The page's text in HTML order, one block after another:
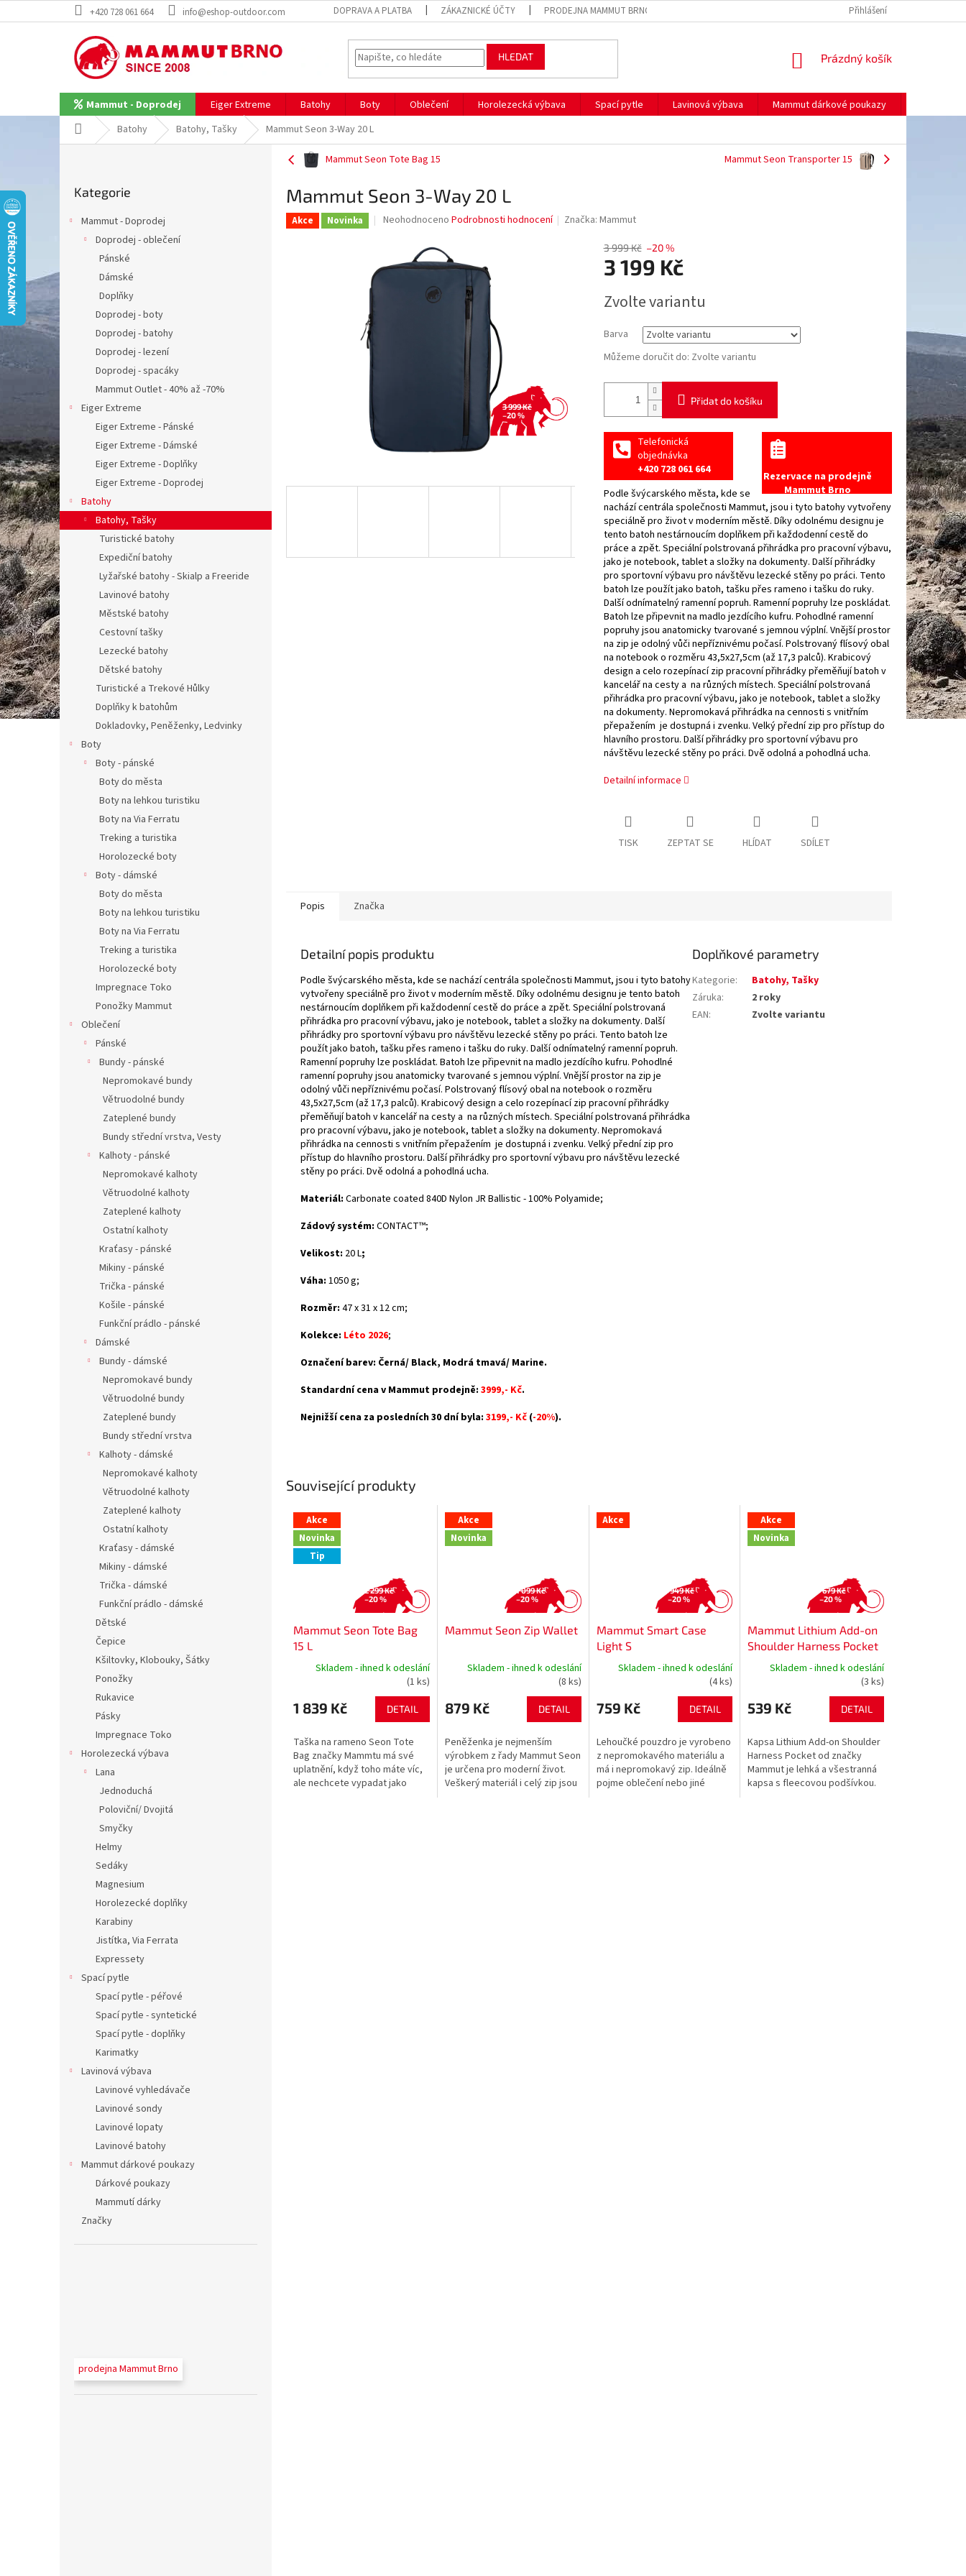
na
+420 728 061 664 info@eshop-outdoor.com DOPRAVA A PLATBA ZÁKAZNICKÉ ÚČTY PRODEJNA MAMMUT BRNO Přihlášení
HLEDAT
NÁKUPNÍ
Prázdný košík
Mammut - Doprodej Eiger Extreme Batohy Boty Oblečení Horolezecká výbava Spací pytle Lavinová výbava Mammut dárkové poukazy
Domů Batohy Batohy, Tašky Mammut Seon 3-Way 20 L
í
a
n
kategorie
Kategorie
Mammut - Doprodej
Doprodej - oblečení
Pánské
Dámské
Doplňky
Doprodej - boty
Doprodej - batohy
Doprodej - lezení
Doprodej - spacáky
Mammut Outlet - 40% až -70%
Eiger Extreme
Eiger Extreme - Pánské
Eiger Extreme - Dámské
Eiger Extreme - Doplňky
Eiger Extreme - Doprodej
Batohy
Batohy, Tašky
Turistické batohy
Expediční batohy
Lyžařské batohy - Skialp a Freeride
Lavinové batohy
Městské batohy
Cestovní tašky
Lezecké batohy
Dětské batohy
Turistické a Trekové Hůlky
Doplňky k batohům
Dokladovky, Peněženky, Ledvinky
Boty
Boty - pánské
Boty do města
Boty na lehkou turistiku
Boty na Via Ferratu
Treking a turistika
Horolozecké boty
Boty - dámské
Boty do města
Boty na lehkou turistiku
Boty na Via Ferratu
Treking a turistika
Horolozecké boty
Impregnace Toko
Ponožky Mammut
Oblečení
Pánské
Bundy - pánské
Nepromokavé bundy
Větruodolné bundy
Zateplené bundy
Bundy střední vrstva, Vesty
Kalhoty - pánské
Nepromokavé kalhoty
Větruodolné kalhoty
Zateplené kalhoty
Ostatní kalhoty
Kraťasy - pánské
Mikiny - pánské
Trička - pánské
Košile - pánské
Funkční prádlo - pánské
Dámské
Bundy - dámské
Nepromokavé bundy
Větruodolné bundy
Zateplené bundy
Bundy střední vrstva
Kalhoty - dámské
Nepromokavé kalhoty
Větruodolné kalhoty
Zateplené kalhoty
Ostatní kalhoty
Kraťasy - dámské
Mikiny - dámské
Trička - dámské
Funkční prádlo - dámské
Dětské
Čepice
Kšiltovky, Klobouky, Šátky
Ponožky
Rukavice
Pásky
Impregnace Toko
Horolezecká výbava
Lana
Jednoduchá
Poloviční/ Dvojitá
Smyčky
Helmy
Sedáky
Magnesium
Horolezecké doplňky
Karabiny
Jistítka, Via Ferrata
Expressety
Spací pytle
Spací pytle - péřové
Spací pytle - syntetické
Spací pytle - doplňky
Karimatky
Lavinová výbava
Lavinové vyhledávače
Lavinové sondy
Lavinové lopaty
Lavinové batohy
Mammut dárkové poukazy
Dárkové poukazy
Mammutí dárky
Značky
prodejna Mammut Brno
Mammut Seon Tote Bag 15 Mammut Seon Transporter 15
Mammut Seon 3-Way 20 L
Akce Novinka
Průměrné
0,0
Neohodnoceno Podrobnosti hodnocení Značka:Mammut
3 999 Kč
–20 %
3 999 Kč –20 %
3 199 Kč
cena:
Zvolte variantu
Barva
Můžeme doručit do: Zvolte variantu
Přidat do košíku
Rezervace na prodejně
Mammut Brno
Telefonická
objednávka
+420 728 061 664
Podle švýcarského města, kde se
nachází centrála společnosti Mammut, jsou i tyto batohy vytvořeny
speciálně pro život v moderním městě. Díky odolnému designu je
tento batoh nestárnoucím doplňkem při každodenní cestě do
práce a zpět. Speciální polstrovaná přihrádka pro pracovní výbavu,
jako je notebook, tablet a složky na dokumenty. Další přihrádky
pro sportovní výbavu pro návštěvu lezecké stěny po práci. Tento
batoh lze použít jako batoh, tašku přes rameno i tašku do ruky.
Další odnímatelný ramenní popruh. Ramenní popruhy lze poskládat.
Batoh lze připevnit na madlo jezdícího kufru. Pohodlné ramenní
popruhy jsou anatomicky tvarované s jemnou výplní. Vnější prostor
na zip je odolný vůči nepříznivému počasí. Polstrovaný flísový obal
na notebook o rozměru 43,5x27,5cm (až 17,3 palců). Krabicový
design a celo rozepínací zip pracovní přihrádky přeměňují batoh v
kancelář na cesty a na různých místech. Speciální polstrovaná
přihrádka pro pracovní výbavu, jako je notebook, tablet a složky
na dokumenty. Nepromokavá přihrádka na cennosti s vnitřním
přepažením je dostupná i zvenku. Velký přední zip pro přístup do
hlavního prostoru. Další přihrádky pro sportovní výbavu pro
návštěvu lezecké stěny po práci. Dvě odolná a pohodlná ucha.
Detailní informace
TISK ZEPTAT SE HLÍDAT SDÍLET
Související produkty
Akce
Novinka
Tip
2 299 Kč
–20 %
Mammut Seon Tote Bag
15 L
Skladem - ihned k odeslání
(1 ks)
1 839 Kč DETAIL
Taška na rameno Seon Tote
Bag značky Mammtu má své
uplatnění, když toho máte víc,
ale nechcete vypadat jako
Akce
Novinka
1 099 Kč
–20 %
Mammut Seon Zip Wallet
Skladem - ihned k odeslání
(8 ks)
879 Kč DETAIL
Peněženka je nejmenším
výrobkem z řady Mammut Seon
je určena pro moderní život.
Veškerý materiál i celý zip jsou
Akce
949 Kč
–20 %
Mammut Smart Case
Light S
Skladem - ihned k odeslání
(4 ks)
759 Kč DETAIL
Lehoučké pouzdro je vyrobeno
z nepromokavého materiálu a
má i nepromokavý zip. Ideálně
pojme oblečení nebo jiné
Akce
Novinka
679 Kč
–20 %
Mammut Lithium Add-on
Shoulder Harness Pocket
Skladem - ihned k odeslání
(3 ks)
539 Kč DETAIL
Kapsa Lithium Add-on Shoulder
Harness Pocket od značky
Mammut je lehká a všestranná
kapsa s fleecovou podšívkou.
Popis Značka
Detailní popis produktu
Podle švýcarského města, kde se nachází centrála společnosti Mammut, jsou i tyto batohy
vytvořeny speciálně pro život v moderním městě. Díky odolnému designu je tento batoh
nestárnoucím doplňkem při každodenní cestě do práce a zpět. Speciální polstrovaná
přihrádka pro pracovní výbavu, jako je notebook, tablet a složky na dokumenty. Další
přihrádky pro sportovní výbavu pro návštěvu lezecké stěny po práci. Tento batoh lze
použít jako batoh, tašku přes rameno i tašku do ruky. Další odnímatelný ramenní popruh.
Ramenní popruhy lze poskládat. Batoh lze připevnit na madlo jezdícího kufru. Pohodlné
ramenní popruhy jsou anatomicky tvarované s jemnou výplní. Vnější prostor na zip je
odolný vůči nepříznivému počasí. Polstrovaný flísový obal na notebook o rozměru
43,5x27,5cm (až 17,3 palců). Krabicový design a celo rozepínací zip pracovní přihrádky
přeměňují batoh v kancelář na cesty a na různých místech. Speciální polstrovaná přihrádka
pro pracovní výbavu, jako je notebook, tablet a složky na dokumenty. Nepromokavá
přihrádka na cennosti s vnitřním přepažením je dostupná i zvenku. Velký přední zip pro
přístup do hlavního prostoru. Další přihrádky pro sportovní výbavu pro návštěvu lezecké
stěny po práci. Dvě odolná a pohodlná ucha.
Materiál: Carbonate coated 840D Nylon JR Ballistic - 100% Polyamide;
Zádový systém: CONTACT™;
Velikost: 20 L;
Váha: 1050 g;
Rozměr: 47 x 31 x 12 cm;
Kolekce: Léto 2026;
Označení barev: Černá/ Black, Modrá tmavá/ Marine.
Standardní cena v Mammut prodejně: 3999,- Kč.
Nejnižší cena za posledních 30 dní byla: 3199,- Kč (-20%).
Doplňkové parametry
Kategorie:
Batohy, Tašky
Záruka:
2 roky
EAN: Zvolte variantu